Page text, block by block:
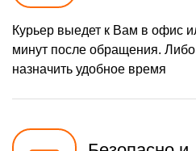
Курьер выедет к Вам в офис
минут после обращения.
назначить удобное время